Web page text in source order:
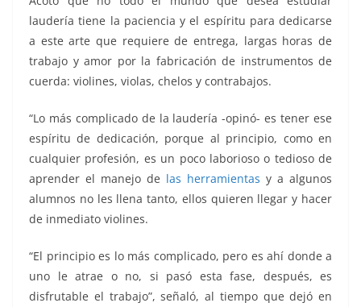
laudería tiene la paciencia y el espíritu para dedicarse
a este arte que requiere de entrega, largas horas de
trabajo y amor por la fabricación de instrumentos de
cuerda: violines, violas, chelos y contrabajos.
“Lo más complicado de la laudería -opinó- es tener ese
espíritu de dedicación, porque al principio, como en
cualquier profesión, es un poco laborioso o tedioso de
aprender el manejo de las herramientas y a algunos
alumnos no les llena tanto, ellos quieren llegar y hacer
de inmediato violines.
“El principio es lo más complicado, pero es ahí donde a
uno le atrae o no, si pasó esta fase, después, es
disfrutable el trabajo”, señaló, al tiempo que dejó en